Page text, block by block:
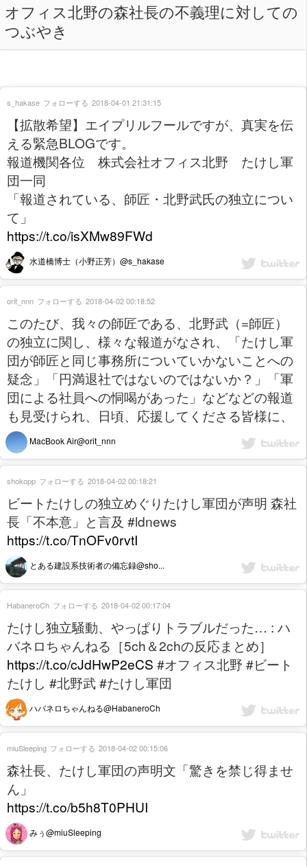
オフィス北野の森社長の不義理に対しての
つぶやき
【拡散希望】エイプリルフールですが、真実を伝
える緊急BLOGです。
報道機関各位 株式会社オフィス北野 たけし軍
団一同
「報道されている、師匠・北野武氏の独立につい
て」
https://t.co/isXMw89FWd
水道橋博士（小野正芳）@s_hakase
s_hakase フォローする 2018-04-01 21:31:15
このたび、我々の師匠である、北野武（=師匠）
の独立に関し、様々な報道がなされ、「たけし軍
団が師匠と同じ事務所についていかないことへの
疑念」「円満退社ではないのではないか？」「軍
団による社員への恫喝があった」などなどの報道
も見受けられ、日頃、応援してくださる皆様に、
MacBook Air@orit_nnn
orit_nnn フォローする 2018-04-02 00:18:52
ビートたけしの独立めぐりたけし軍団が声明 森社
長「不本意」と言及 #ldnews
https://t.co/TnOFv0rvtI
とある建設系技術者の備忘録@sho...
shokopp フォローする 2018-04-02 00:18:21
たけし独立騒動、やっぱりトラブルだった… : ハ
バネロちゃんねる［5ch＆2chの反応まとめ］
https://t.co/cJdHwP2eCS #オフィス北野 #ビート
たけし #北野武 #たけし軍団
ハバネロちゃんねる@HabaneroCh
HabaneroCh フォローする 2018-04-02 00:17:04
森社長、たけし軍団の声明文「驚きを禁じ得ませ
ん」
https://t.co/b5h8T0PHUI
みぅ@miuSleeping
miuSleeping フォローする 2018-04-02 00:15:06